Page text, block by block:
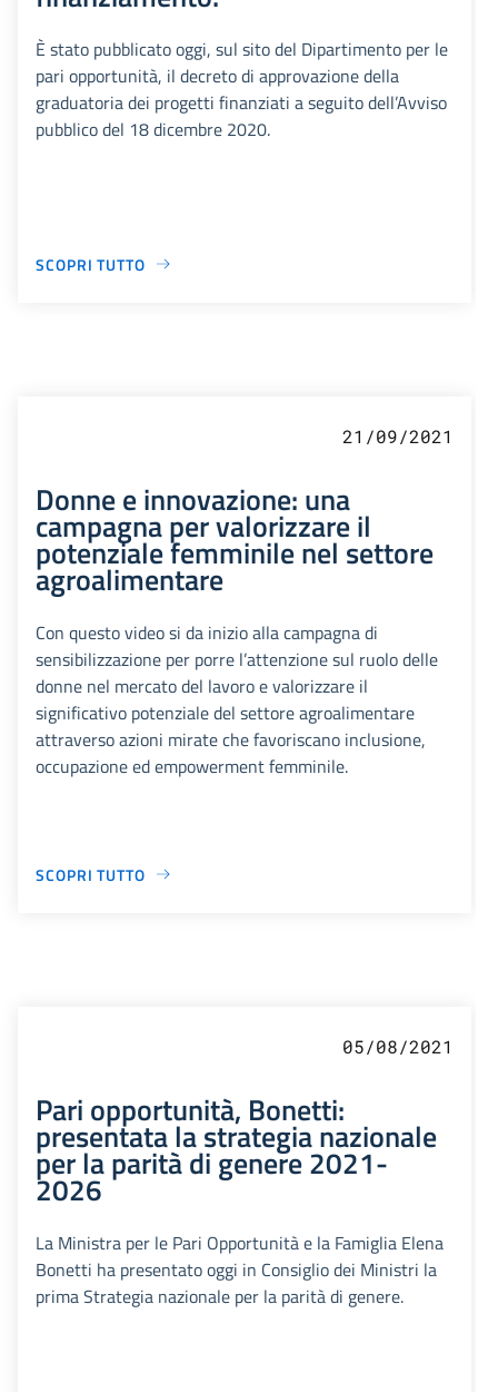
È stato pubblicato oggi, sul sito del Dipartimento per le
pari opportunità, il decreto di approvazione della
graduatoria dei progetti finanziati a seguito dell’Avviso
pubblico del 18 dicembre 2020.
SCOPRI TUTTO
21/09/2021
Donne e innovazione: una
campagna per valorizzare il
potenziale femminile nel settore
agroalimentare
Con questo video si da inizio alla campagna di
sensibilizzazione per porre l’attenzione sul ruolo delle
donne nel mercato del lavoro e valorizzare il
significativo potenziale del settore agroalimentare
attraverso azioni mirate che favoriscano inclusione,
occupazione ed empowerment femminile.
SCOPRI TUTTO
05/08/2021
Pari opportunità, Bonetti:
presentata la strategia nazionale
per la parità di genere 2021-
2026
La Ministra per le Pari Opportunità e la Famiglia Elena
Bonetti ha presentato oggi in Consiglio dei Ministri la
prima Strategia nazionale per la parità di genere.